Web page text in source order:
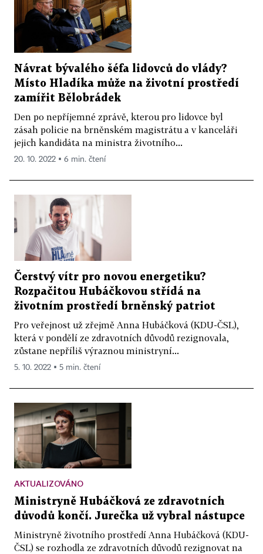
Návrat bývalého šéfa lidovců do vlády?
Místo Hladíka může na životní prostředí
zamířit Bělobrádek
Den po nepříjemné zprávě, kterou pro lidovce byl
zásah policie na brněnském magistrátu a v kanceláři
jejich kandidáta na ministra životního...
20. 10. 2022 ▪ 6 min. čtení
Čerstvý vítr pro novou energetiku?
Rozpačitou Hubáčkovou střídá na
životním prostředí brněnský patriot
Pro veřejnost už zřejmě Anna Hubáčková (KDU-ČSL),
která v pondělí ze zdravotních důvodů rezignovala,
zůstane nepříliš výraznou ministryní...
5. 10. 2022 ▪ 5 min. čtení
AKTUALIZOVÁNO
Ministryně Hubáčková ze zdravotních
důvodů končí. Jurečka už vybral nástupce
Ministryně životního prostředí Anna Hubáčková (KDU-
ČSL) se rozhodla ze zdravotních důvodů rezignovat na